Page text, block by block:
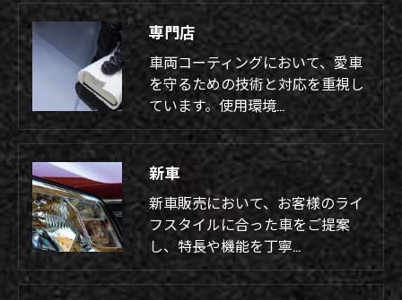
専門店
車両コーティングにおいて、愛車
を守るための技術と対応を重視し
ています。使用環境…
新車
新車販売において、お客様のライ
フスタイルに合った車をご提案
し、特長や機能を丁寧…